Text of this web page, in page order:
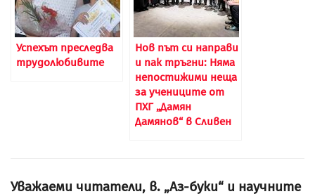
Успехът преследва
трудолюбивите
Нов път си направи
и пак тръгни: Няма
непостижими неща
за учениците от
ПХГ „Дамян
Дамянов“ в Сливен
Уважаеми читатели, в. „Аз-буки“ и научните